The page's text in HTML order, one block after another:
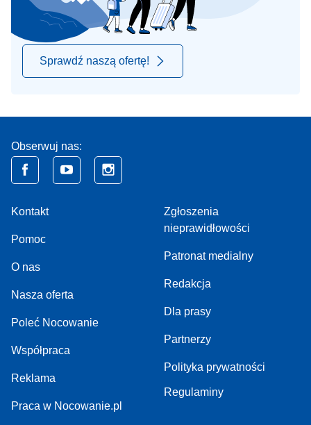
Sprawdź naszą ofertę!
Obserwuj nas:
Kontakt
Pomoc
O nas
Nasza oferta
Poleć Nocowanie
Współpraca
Reklama
Praca w Nocowanie.pl
Zgłoszenia
nieprawidłowości
Patronat medialny
Redakcja
Dla prasy
Partnerzy
Polityka prywatności
Regulaminy